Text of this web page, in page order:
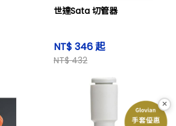
世達Sata 切管器
NT$ 346 起
NT$ 432
×